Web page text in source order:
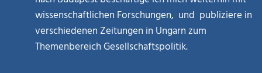
wissenschaftlichen Forschungen, und publiziere in
verschiedenen Zeitungen in Ungarn zum
Themenbereich Gesellschaftspolitik.